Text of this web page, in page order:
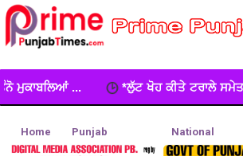
*ਲੁੱਟ ਖੋਹ ਕੀਤੇ ਟਰਾਲੇ ਸਮੇਤ ਸਰੀਏ 03 ਦੋਸ਼ੀ ਆਏ
Home Punjab National